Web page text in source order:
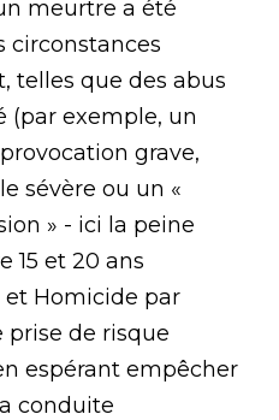
meurtre a été
circonstances
telles que des abus
(par exemple, un
grave,
sévère ou un «
» - ici la peine
15 et 20 ans
Homicide par
prise de risque
espérant empêcher
conduite